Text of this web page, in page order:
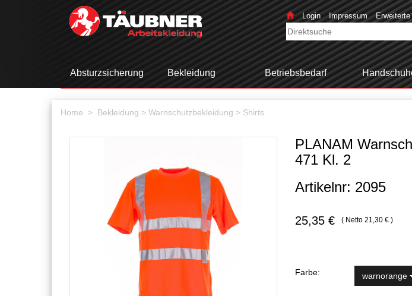
Login Impressum
Absturzsicherung Bekleidung Betriebsbedarf
Home > Bekleidung > Warnschutzbekleidung > Shirts
PLANAM
471 Kl. 2
Artikelnr: 2095
25,35 €( Netto 21,30 € )
Farbe: warnorange